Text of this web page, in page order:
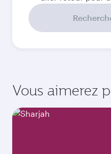
Septembre
MAD5.404
Octobre
MAD5.404